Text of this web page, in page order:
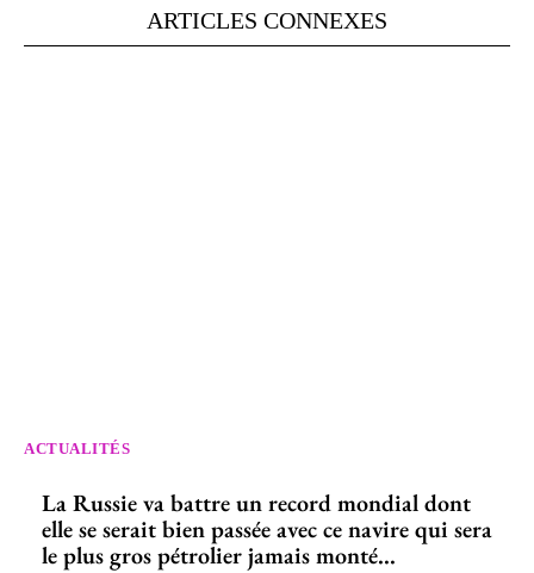
ARTICLES CONNEXES
ACTUALITÉS
La Russie va battre un record mondial dont
elle se serait bien passée avec ce navire qui sera
le plus gros pétrolier jamais monté...